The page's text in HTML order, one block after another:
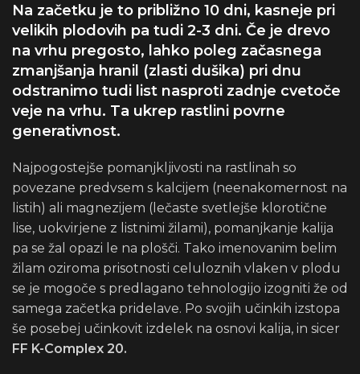
Na začetku je to približno 10 dni, kasneje pri
velikih plodovih pa tudi 2-3 dni. Če je drevo
na vrhu pregosto, lahko poleg začasnega
zmanjšanja hranil (zlasti dušika) pri dnu
odstranimo tudi list nasproti zadnje cvetoče
veje na vrhu. Ta ukrep rastlini povrne
generativnost.
Najpogostejše pomanjkljivosti na rastlinah so
povezane predvsem s kalcijem (neenakomernost na
listih) ali magnezijem (lečaste svetlejše klorotične
lise, uokvirjene z listnimi žilami), pomanjkanje kalija
pa se žal opazi le na plošči. Tako imenovanim belim
žilam oziroma prisotnosti celuloznih vlaken v plodu
se je mogoče s predlagano tehnologijo izogniti že od
samega začetka pridelave. Po svojih učinkih izstopa
še posebej učinkovit izdelek na osnovi kalija, in sicer
FF K-Complex 20.